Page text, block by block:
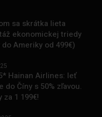
sa skrátka lieta
ekonomickej triedy
do Ameriky od 499€)
Hainan Airlines: leť
do Číny s 50% zľavou.
1 199€!